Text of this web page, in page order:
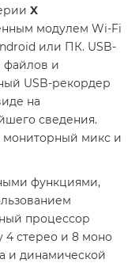
X
модулем Wi-Fi
или ПК. USB-
файлов и
USB-рекордер
на
сведения.
микс и
функциями,
процессор
4 стерео и 8 моно
и динамической